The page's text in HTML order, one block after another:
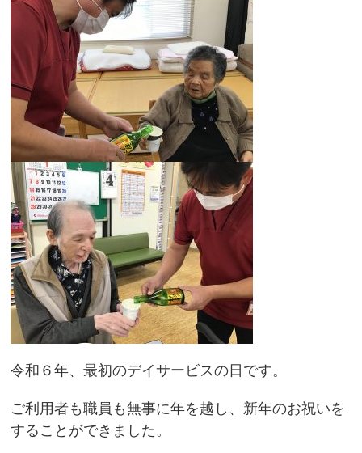
令和６年、最初のデイサービスの日です。
ご利用者も職員も無事に年を越し、新年のお祝いを
することができました。